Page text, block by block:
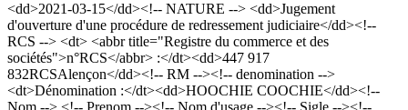
<dd>2021-03-15</dd><!-- NATURE --> <dd>Jugement
d'ouverture d'une procédure de redressement judiciaire</dd><!--
RCS --> <dt> <abbr title="Registre du commerce et des
sociétés">n°RCS</abbr> :</dt><dd>447 917
832RCSAlençon</dd><!-- RM --><!-- denomination -->
<dt>Dénomination :</dt><dd>HOOCHIE COOCHIE</dd><!--
Nom --> <!-- Prenom --><!-- Nom d'usage --><!-- Sigle --><!--